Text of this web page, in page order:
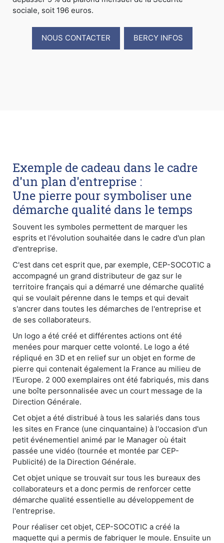
sociale, soit 196 euros.
NOUS CONTACTER BERCY INFOS
Exemple de cadeau dans le cadre
d'un plan d'entreprise :
Une pierre pour symboliser une
démarche qualité dans le temps
Souvent les symboles permettent de marquer les
esprits et l'évolution souhaitée dans le cadre d'un plan
d'entreprise.
C'est dans cet esprit que, par exemple, CEP-SOCOTIC a
accompagné un grand distributeur de gaz sur le
territoire français qui a démarré une démarche qualité
qui se voulait pérenne dans le temps et qui devait
s'ancrer dans toutes les démarches de l'entreprise et
de ses collaborateurs.
Un logo a été créé et différentes actions ont été
menées pour marquer cette volonté. Le logo a été
répliqué en 3D et en relief sur un objet en forme de
pierre qui contenait également la France au milieu de
l'Europe. 2 000 exemplaires ont été fabriqués, mis dans
une boîte personnalisée avec un court message de la
Direction Générale.
Cet objet a été distribué à tous les salariés dans tous
les sites en France (une cinquantaine) à l'occasion d'un
petit événementiel animé par le Manager où était
passée une vidéo (tournée et montée par CEP-
Publicité) de la Direction Générale.
Cet objet unique se trouvait sur tous les bureaux des
collaborateurs et a donc permis de renforcer cette
démarche qualité essentielle au développement de
l'entreprise.
Pour réaliser cet objet, CEP-SOCOTIC a créé la
maquette qui a permis de fabriquer le moule. Ensuite un